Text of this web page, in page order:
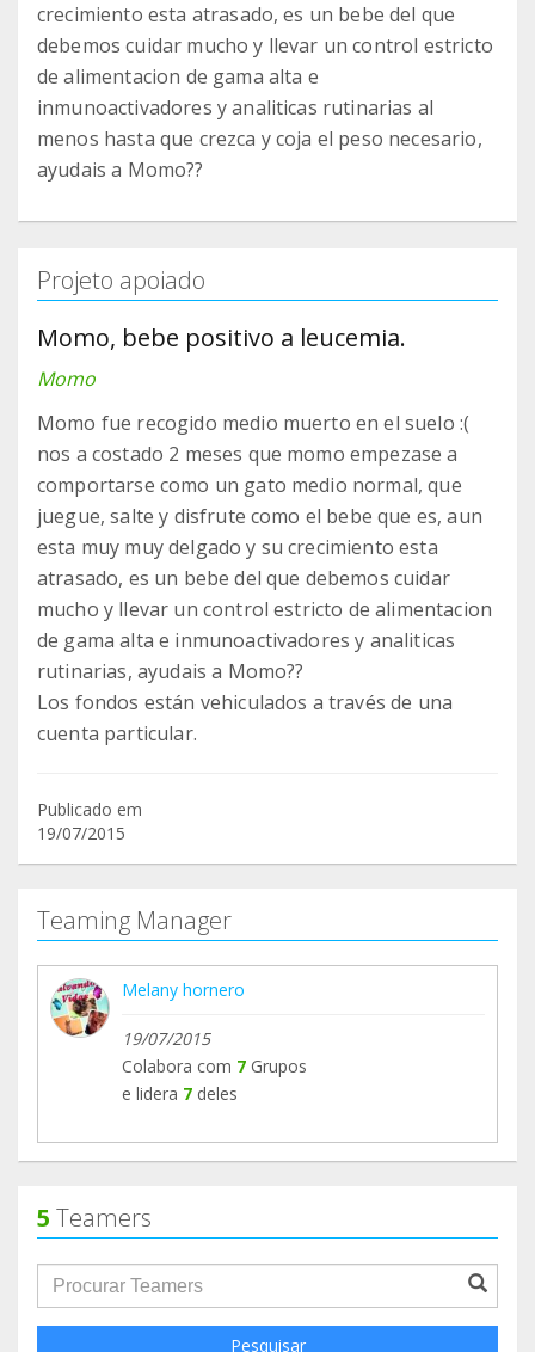
crecimiento esta atrasado, es un bebe del que
debemos cuidar mucho y llevar un control estricto
de alimentacion de gama alta e
inmunoactivadores y analiticas rutinarias al
menos hasta que crezca y coja el peso necesario,
ayudais a Momo??
Projeto apoiado
Momo, bebe positivo a leucemia.
Momo
Momo fue recogido medio muerto en el suelo :(
nos a costado 2 meses que momo empezase a
comportarse como un gato medio normal, que
juegue, salte y disfrute como el bebe que es, aun
esta muy muy delgado y su crecimiento esta
atrasado, es un bebe del que debemos cuidar
mucho y llevar un control estricto de alimentacion
de gama alta e inmunoactivadores y analiticas
rutinarias, ayudais a Momo??
Los fondos están vehiculados a través de una
cuenta particular.
Publicado em
19/07/2015
Teaming Manager
Melany hornero
19/07/2015
Colabora com 7 Grupos
e lidera 7 deles
5 Teamers
groupProfile.searchForm.search.text???
Pesquisar